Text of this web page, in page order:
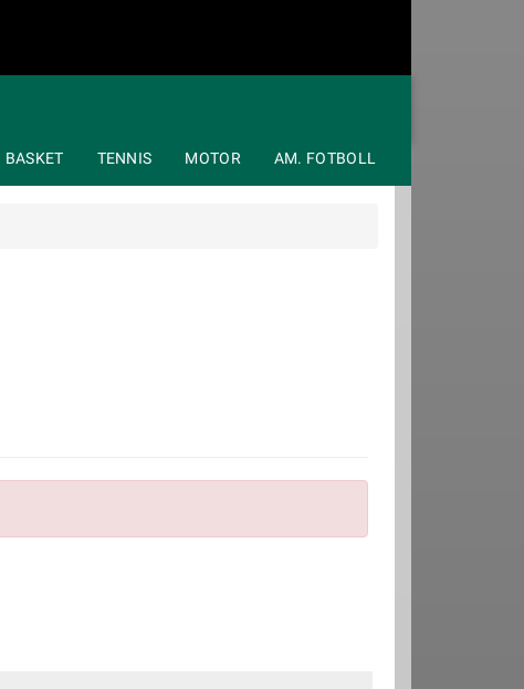
BASKET TENNIS MOTOR AM. FOTBOLL